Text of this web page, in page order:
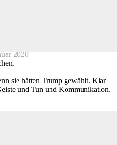
2020
sie hätten Trump gewählt. Klar
und Tun und Kommunikation.